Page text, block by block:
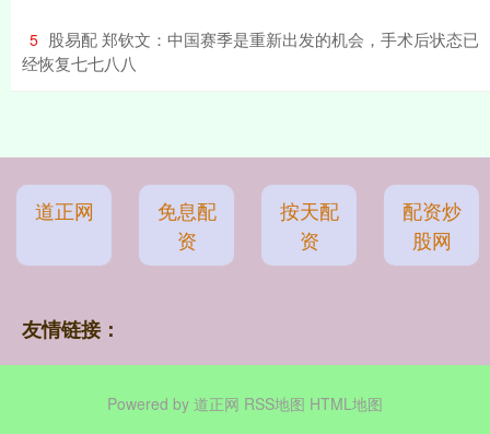
5 ​股易配 郑钦文：中国赛季是重新出发的机会，手术后状态已
经恢复七七八八
道正网
免息配
资
按天配
资
配资炒
股网
友情链接：
Powered by 道正网 RSS地图 HTML地图